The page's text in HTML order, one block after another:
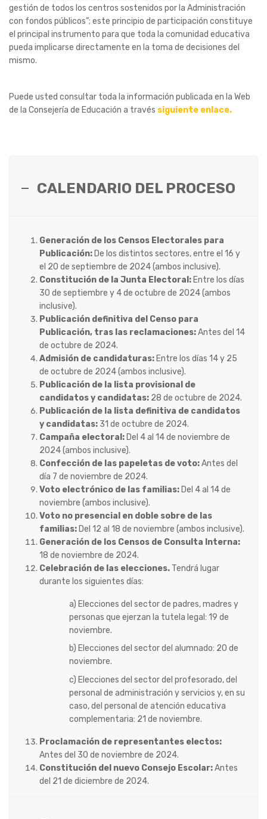
gestión de todos los centros sostenidos por la Administración
con fondos públicos”; este principio de participación constituye
el principal instrumento para que toda la comunidad educativa
pueda implicarse directamente en la toma de decisiones del
mismo.
Puede usted consultar toda la información publicada en la Web
de la Consejería de Educación a través siguiente enlace.
CALENDARIO DEL PROCESO
Generación de los Censos Electorales para
Publicación: De los distintos sectores,entre el 16 y
el 20 de septiembre de 2024 (ambos inclusive).
Constitución de la Junta Electoral: Entre los días
30 de septiembre y 4 de octubre de 2024 (ambos
inclusive).
Publicación definitiva del Censo para
Publicación, tras las reclamaciones:Antes del 14
de octubre de 2024.
Admisión de candidaturas: Entre los días 14 y 25
de octubre de 2024 (ambos inclusive).
Publicación de la lista provisional de
candidatos y candidatas: 28 de octubre de 2024.
Publicación de la lista definitiva de candidatos
y candidatas: 31 de octubre de 2024.
Campaña electoral: Del 4 al 14 de noviembre de
2024 (ambos inclusive).
Confección de las papeletas de voto:Antes del
día 7 de noviembre de 2024.
Voto electrónico de las familias: Del 4 al 14 de
noviembre (ambos inclusive).
Voto no presencial en doble sobre de las
familias: Del 12 al 18 de noviembre (ambos inclusive).
Generación de los Censos de Consulta Interna:
18 de noviembre de 2024.
Celebración de las elecciones. Tendrá lugar
durante los siguientes días:
a) Elecciones del sector de padres, madres y
personas que ejerzan la tutela legal: 19 de
noviembre.
b) Elecciones del sector del alumnado: 20 de
noviembre.
c) Elecciones del sector del profesorado, del
personal de administración yservicios y, en su
caso, del personal de atención educativa
complementaria: 21 de noviembre.
Proclamación de representantes electos:
Antes del 30 de noviembre de 2024.
Constitución del nuevo Consejo Escolar:Antes
del 21 de diciembre de 2024.